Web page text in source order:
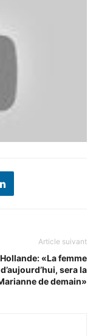
Article suivant
«La femme
sera la
de demain»